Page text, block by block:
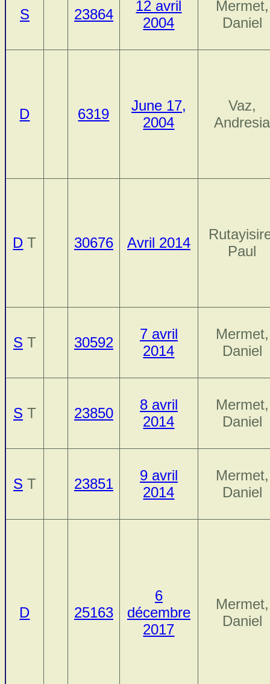
S 23864
12 avril
2004
Mermet,
Daniel
D 6319
June 17,
2004
Vaz,
Andresia
D T 30676 Avril 2014
Paul
S T 30592
7 avril
2014
Mermet,
Daniel
S T 23850
8 avril
2014
Mermet,
Daniel
S T 23851
9 avril
2014
Mermet,
Daniel
D 25163
6
décembre
2017
Mermet,
Daniel